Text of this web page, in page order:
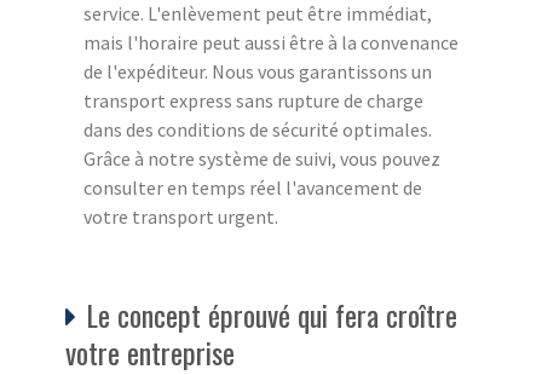
service. L'enlèvement peut être immédiat,
mais l'horaire peut aussi être à la convenance
de l'expéditeur. Nous vous garantissons un
transport express sans rupture de charge
dans des conditions de sécurité optimales.
Grâce à notre système de suivi, vous pouvez
consulter en temps réel l'avancement de
votre transport urgent.
Le concept éprouvé qui fera croître
votre entreprise